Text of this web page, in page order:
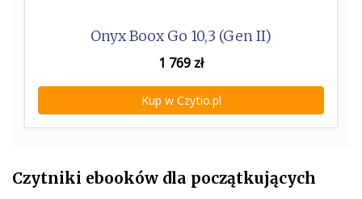
Onyx Boox Go 10,3 (Gen II)
1 769 zł
Kup w Czytio.pl
Czytniki ebooków dla początkujących